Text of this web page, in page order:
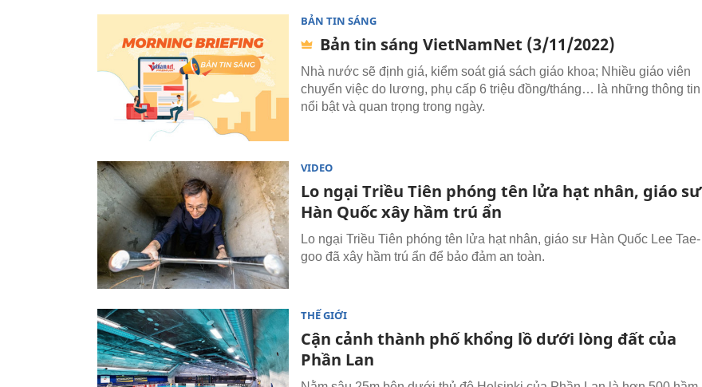
BẢN TIN SÁNG
Bản tin sáng VietNamNet (3/11/2022)
Nhà nước sẽ định giá, kiểm soát giá sách giáo khoa; Nhiều giáo viên
chuyển việc do lương, phụ cấp 6 triệu đồng/tháng… là những thông tin
nổi bật và quan trọng trong ngày.
VIDEO
Lo ngại Triều Tiên phóng tên lửa hạt nhân, giáo sư
Hàn Quốc xây hầm trú ẩn
Lo ngại Triều Tiên phóng tên lửa hạt nhân, giáo sư Hàn Quốc Lee Tae-
goo đã xây hầm trú ẩn để bảo đảm an toàn.
THẾ GIỚI
Cận cảnh thành phố khổng lồ dưới lòng đất của
Phần Lan